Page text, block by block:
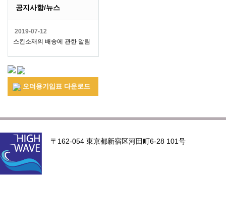
공지사항/뉴스
2019-07-12
스킨소재의 배송에 관한 알림
오더용기입표 다운로드
〒162-054 東京都新宿区河田町6-28 101号